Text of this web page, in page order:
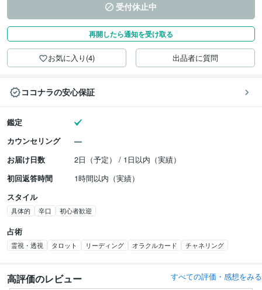
受付休止中
再開したら通知を受け取る
お気に入り(4) 出品者に質問
ココナラの安心保証
鑑定
カウンセリング
お届け日数
2日（予定） / 1日以内（実績）
初回返答時間
1時間以内（実績）
スタイル
具体的 辛口 初心者歓迎
占術
霊視・透視 タロット リーディング オラクルカード チャネリング
高評価のレビュー すべての評価・感想をみる